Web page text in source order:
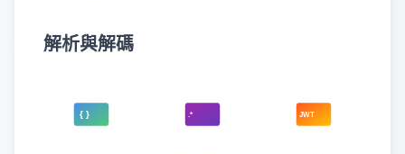
解析與解碼